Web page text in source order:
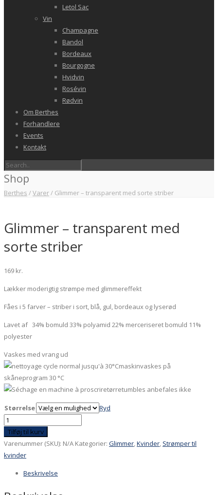
Letol Sac
Vin
Champagne
Bandol
Bordeaux
Bourgogne
Hvidvin
Rosévin
Rødvin
Om Berthes
Forhandlere
Events
Kontakt
Shop
Berthes /Varer/ Glimmer – transparent med sorte striber
Glimmer – transparent med
sorte striber
169 kr.
Lækker moderigtig strømpe med glimmereffekt
Fåes i 5 farver – striber i sort, blå, gul, bordeaux og lyserød
Lavet af 34% bomuld 33% polyamid 22% merceriseret bomuld 11%
polyester
Vaskes med vrang ud
maskinvaskes på
skåneprogram 30 °C
tørretumbles anbefales ikke
Størrelse
Ryd
Glimmer
transparent
med
Tilføj til kurv
Varenummer (SKU): N/A Kategorier: Glimmer Kvinder Strømper til
kvinder
Beskrivelse